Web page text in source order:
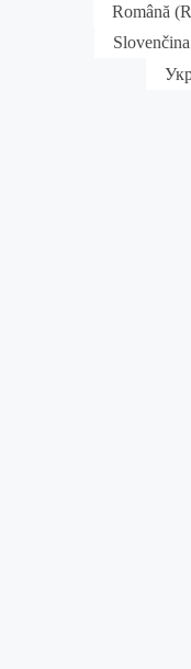
Română (
Slovenčina